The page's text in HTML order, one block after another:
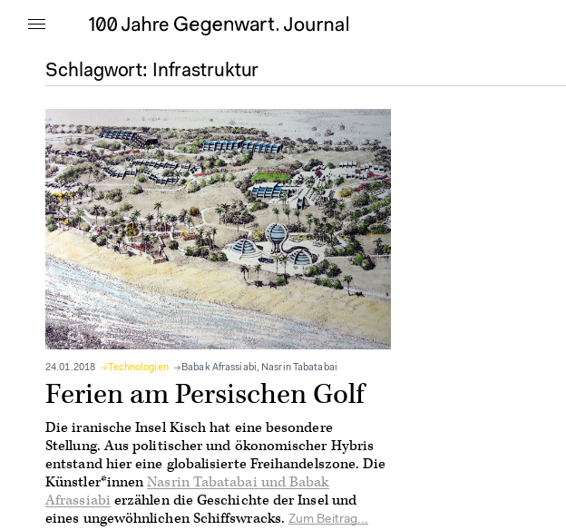
Schlagwort: Infrastruktur
24.01.2018 Technologien Babak Afrassiabi, Nasrin Tabatabai
Ferien am Persischen Golf
Die iranische Insel Kisch hat eine besondere
Stellung. Aus politischer und ökonomischer Hybris
entstand hier eine globalisierte Freihandelszone. Die
Künstler*innenNasrin Tabatabai und Babak
Afrassiabi erzählen die Geschichte der Insel und
eines ungewöhnlichen Schiffswracks.Zum Beitrag...